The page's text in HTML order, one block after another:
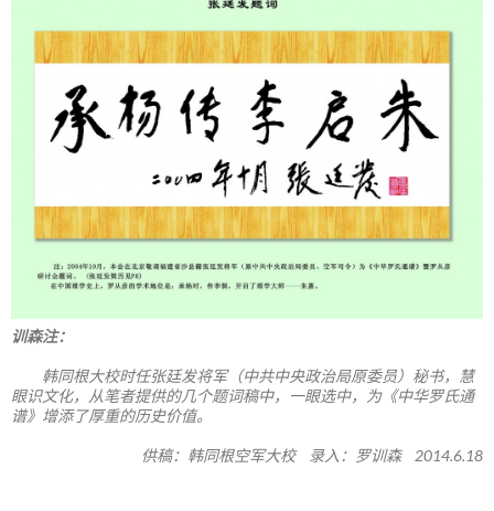
训森注：
韩同根大校时任张廷发将军（中共中央政治局原委员）秘书，慧
眼识文化，从笔者提供的几个题词稿中，一眼选中，为《中华罗氏通
谱》增添了厚重的历史价值。
供稿：韩同根空军大校 录入：罗训森 2014.6.18